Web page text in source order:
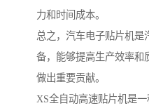
力和时间成本。
总之，汽车电子贴片机是
备，能够提高生产效率和
做出重要贡献。
XS全自动高速贴片机是一